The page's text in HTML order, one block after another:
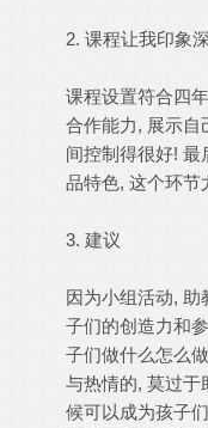
2. 课程让我印象
课程设置符合四
合作能力, 展示自
间控制得很好!
品特色, 这个环节
3. 建议
因为小组活动,
子们的创造力和
子们做什么怎么
与热情的, 莫过于
候可以成为孩子